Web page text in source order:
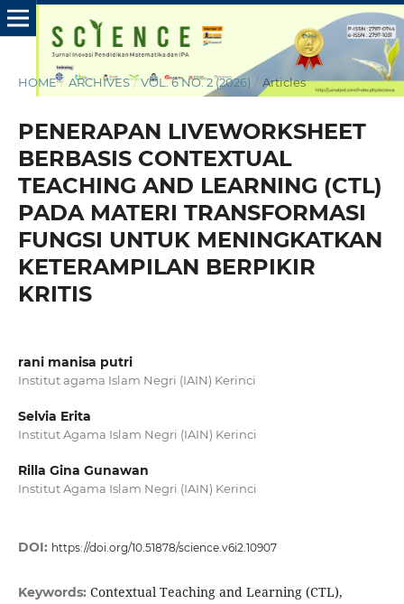
HOME / ARCHIVES / VOL. 6 NO. 2 (2026) / Articles
PENERAPAN LIVEWORKSHEET
BERBASIS CONTEXTUAL
TEACHING AND LEARNING (CTL)
PADA MATERI TRANSFORMASI
FUNGSI UNTUK MENINGKATKAN
KETERAMPILAN BERPIKIR
KRITIS
rani manisa putri
Institut agama Islam Negri (IAIN) Kerinci
Selvia Erita
Institut Agama Islam Negri (IAIN) Kerinci
Rilla Gina Gunawan
Institut Agama Islam Negri (IAIN) Kerinci
DOI: https://doi.org/10.51878/science.v6i2.10907
Keywords: Contextual Teaching and Learning (CTL),